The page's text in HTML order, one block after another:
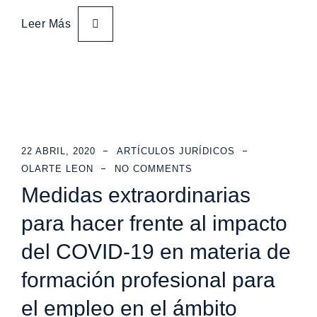
Leer Más
22 ABRIL, 2020
ARTÍCULOS JURÍDICOS
OLARTE LEON
NO COMMENTS
Medidas extraordinarias
para hacer frente al impacto
del COVID-19 en materia de
formación profesional para
el empleo en el ámbito